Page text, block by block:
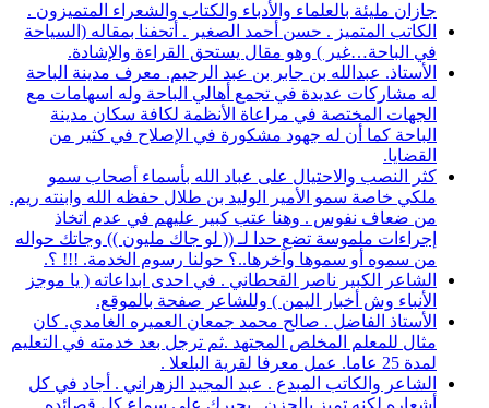
جازان مليئة بالعلماء والأدباء والكتاب والشعراء المتميزون .
الكاتب المتميز . حسن أحمد الصغير . أتحفنا بمقاله (السياحة
في الباحة…غير ) وهو مقال يستحق القراءة والإشادة.
الأستاذ. عبدالله بن جابر بن عبد الرحيم. معرف مدينة الباحة
له مشاركات عديدة في تجمع أهالي الباحة وله اسهامات مع
الجهات المختصة في مراعاة الأنظمة لكافة سكان مدينة
الباحة كما أن له جهود مشكورة في الإصلاح في كثير من
القضايا.
كثر النصب والاحتيال على عباد الله بأسماء أصحاب سمو
ملكي خاصة سمو الأمير الوليد بن طلال حفظه الله وابنته ريم.
من ضعاف نفوس . وهنا عتب كبير عليهم في عدم اتخاذ
إجراءات ملموسة تضع حدا لـ (( لو جاك مليون )) وجاتك حواله
من سموه أو سموها وآخرها..؟ حولنا رسوم الخدمة. !!! ؟.
الشاعر الكبير ناصر القحطاني . في احدى ابداعاته ( يا موجز
الأنباء وش أخبار اليمن ) وللشاعر صفحة بالموقع.
الأستاذ الفاضل . صالح محمد جمعان العميره الغامدي. كان
مثال للمعلم المخلص المجتهد .ثم ترجل بعد خدمته في التعليم
لمدة 25 عاما. عمل معرفا لقرية البلعلا .
الشاعر والكاتب المبدع . عبد المجيد الزهراني . أجاد في كل
أشعاره لكنه تميز بالحزن . يجبرك على سماع كل قصائده..